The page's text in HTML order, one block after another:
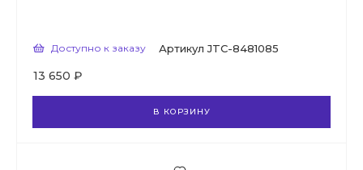
Доступно к заказу Артикул JTC-8481085
13 650 ₽
В КОРЗИНУ